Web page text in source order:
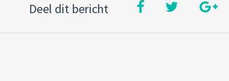
Deel dit bericht